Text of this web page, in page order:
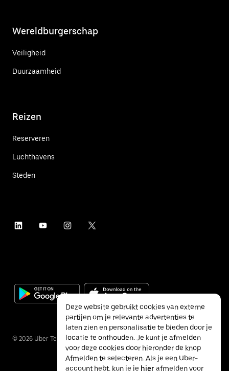
Wereldburgerschap
Veiligheid
Duurzaamheid
Reizen
Reserveren
Luchthavens
Steden
© 2026 Uber Technologies Inc.
Deze website gebruikt cookies van externe
partijen om je relevante advertenties te
laten zien en personalisatie te bieden door je
locatie te onthouden. Je kunt je afmelden
voor deze cookies door hieronder de knop
Afmelden te selecteren. Als je een Uber-
account hebt, kun je je hierafmelden voor